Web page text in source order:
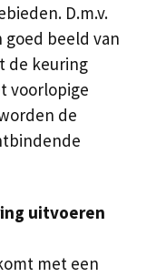
D.m.v.
beeld van
de keuring
voorlopige
de
uitvoeren
met een